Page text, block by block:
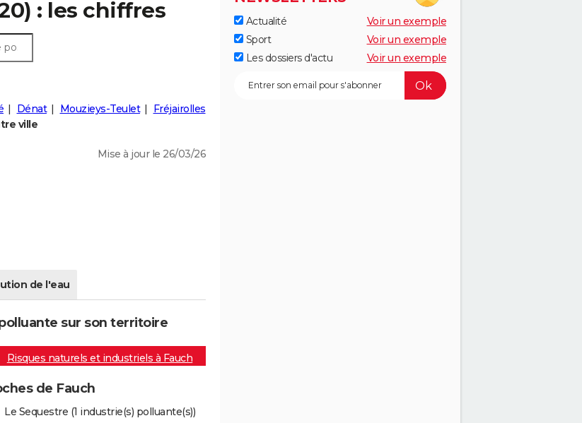
: les chiffres
Dénat Mouzieys-Teulet
Fréjairolles
ville
Mise à jour le 26/03/26
de l'eau
sur son territoire
Risques naturels et industriels à Fauch
de Fauch
Le Sequestre (1 industrie(s) polluante(s))
Actualité
Voir un exemple
Sport
Voir un exemple
Les dossiers d'actu
Voir un exemple